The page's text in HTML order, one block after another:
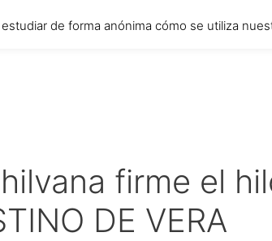
firme el
DE VERA
de forma anónima cómo se utiliza